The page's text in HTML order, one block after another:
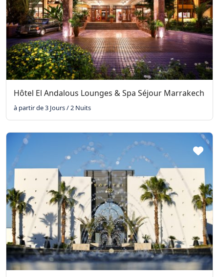
Hôtel El Andalous Lounges & Spa Séjour Marrakech
à partir de 3 Jours / 2 Nuits